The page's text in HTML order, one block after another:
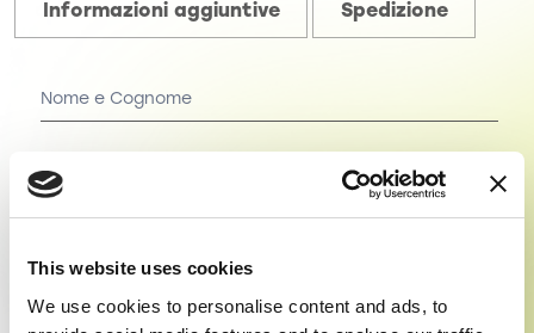
This website uses cookies
We use cookies to personalise content and ads, to
Informazioni aggiuntive Spedizione
Personalizzazione